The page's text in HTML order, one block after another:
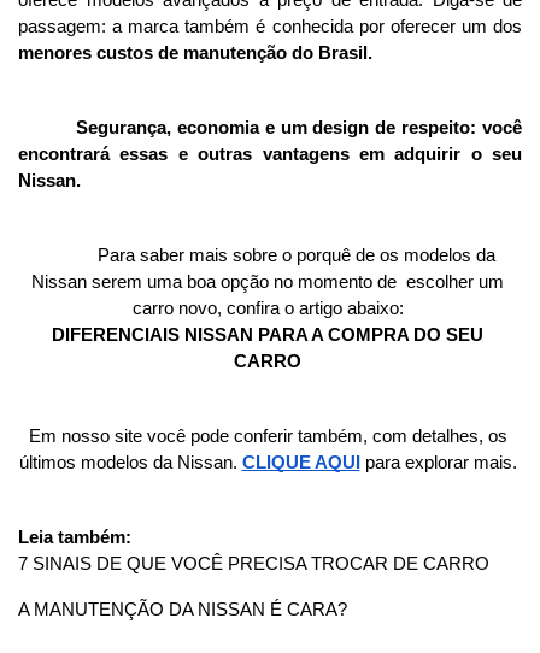
menores custos de manutenção do Brasil.
Segurança, economia e um design de respeito: você
encontrará essas e outras vantagens em adquirir o seu
Nissan.
Para saber mais sobre o porquê de os modelos da
Nissan serem uma boa opção no momento de  escolher um
carro novo, confira o artigo abaixo:
DIFERENCIAIS NISSAN PARA A COMPRA DO SEU
CARRO
Em nosso site você pode conferir também, com detalhes, os
últimos modelos da Nissan. CLIQUE AQUI para explorar mais.
Leia também:
7 SINAIS DE QUE VOCÊ PRECISA TROCAR DE CARRO
A MANUTENÇÃO DA NISSAN É CARA?